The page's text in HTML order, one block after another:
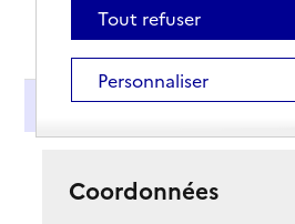
Présentation
Coordonnées
Tout refuser
Personnaliser